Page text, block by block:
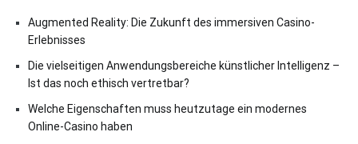
Augmented Reality: Die Zukunft des immersiven Casino-
Erlebnisses
Die vielseitigen Anwendungsbereiche künstlicher Intelligenz –
Ist das noch ethisch vertretbar?
Welche Eigenschaften muss heutzutage ein modernes
Online-Casino haben